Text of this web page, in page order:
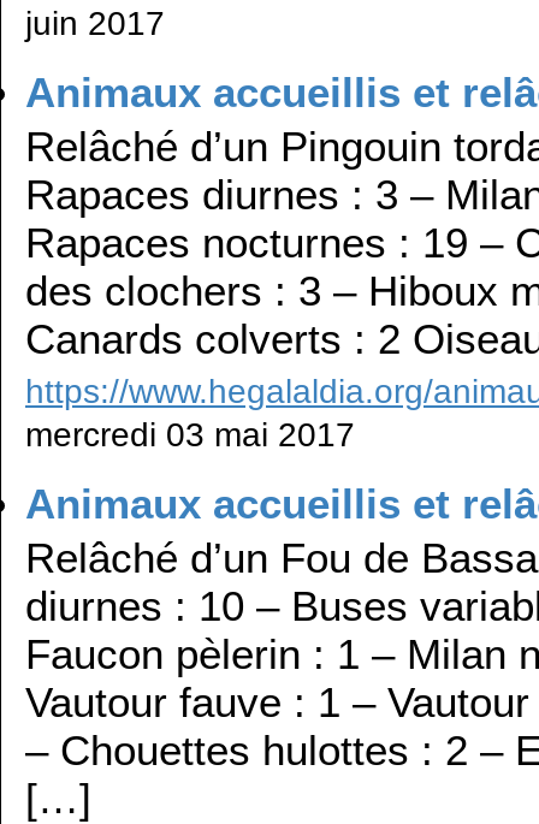
juin 2017
Animaux accueillis et
Relâché d’un Pingouin
Rapaces diurnes : 3 –
Rapaces nocturnes : 19 –
des clochers : 3 – Hiboux
Canards colverts : 2
https://www.hegalaldia.org/
mercredi 03 mai 2017
Animaux accueillis et
Relâché d’un Fou de
diurnes : 10 – Buses
Faucon pèlerin : 1 – Milan
Vautour fauve : 1 –
– Chouettes hulottes : 2 –
[…]